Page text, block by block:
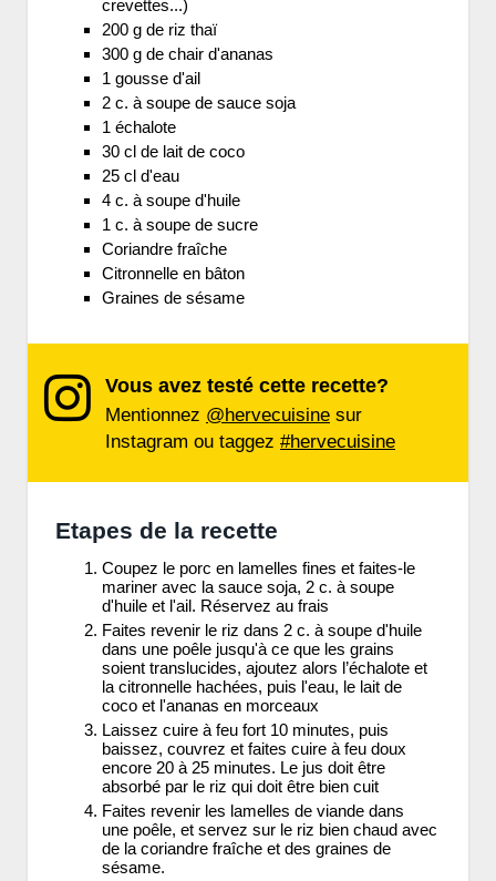
crevettes...)
200 g de riz thaï
300 g de chair d'ananas
1 gousse d'ail
2 c. à soupe de sauce soja
1 échalote
30 cl de lait de coco
25 cl d'eau
4 c. à soupe d'huile
1 c. à soupe de sucre
Coriandre fraîche
Citronnelle en bâton
Graines de sésame
Vous avez testé cette recette?
Mentionnez @hervecuisine sur
Instagram ou taggez #hervecuisine
Etapes de la recette
Coupez le porc en lamelles fines et faites-le
mariner avec la sauce soja, 2 c. à soupe
d'huile et l'ail. Réservez au frais
Faites revenir le riz dans 2 c. à soupe d'huile
dans une poêle jusqu'à ce que les grains
soient translucides, ajoutez alors l’échalote et
la citronnelle hachées, puis l'eau, le lait de
coco et l'ananas en morceaux
Laissez cuire à feu fort 10 minutes, puis
baissez, couvrez et faites cuire à feu doux
encore 20 à 25 minutes. Le jus doit être
absorbé par le riz qui doit être bien cuit
Faites revenir les lamelles de viande dans
une poêle, et servez sur le riz bien chaud avec
de la coriandre fraîche et des graines de
sésame.